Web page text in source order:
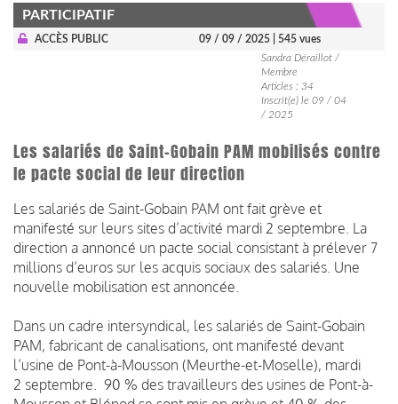
PARTICIPATIF
ACCÈS PUBLIC 09 / 09 / 2025
| 545 vues
Sandra Déraillot /
Membre
Articles : 34
Inscrit(e) le 09 / 04
/ 2025
Les salariés de Saint-Gobain PAM mobilisés contre
le pacte social de leur direction
Les salariés de Saint-Gobain PAM ont fait grève et
manifesté sur leurs sites d’activité mardi 2 septembre. La
direction a annoncé un pacte social consistant à prélever 7
millions d’euros sur les acquis sociaux des salariés. Une
nouvelle mobilisation est annoncée.
Dans un cadre intersyndical, les salariés de Saint-Gobain
PAM, fabricant de canalisations, ont manifesté devant
l’usine de Pont-à-Mousson (Meurthe-et-Moselle), mardi
2 septembre. 90 % des travailleurs des usines de Pont-à-